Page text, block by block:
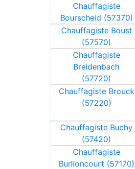
Chauffagiste
Bourscheid (57370)
Chauffagiste Boust
(57570)
Chauffagiste
Breidenbach
(57720)
Chauffagiste Brouck
(57220)
Chauffagiste Buchy
(57420)
Chauffagiste
Burlioncourt (57170)